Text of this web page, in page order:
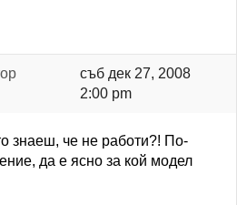
съб дек 27, 2008
2:00 pm
знаеш, че не работи?! По-
да е ясно за кой модел